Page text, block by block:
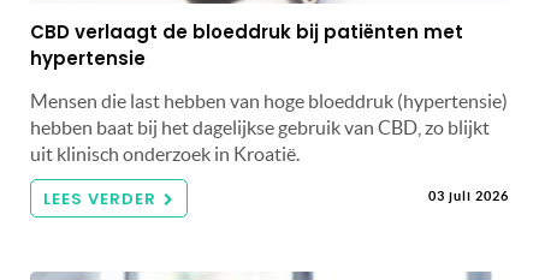
CBD verlaagt de bloeddruk bij patiënten met
hypertensie
Mensen die last hebben van hoge bloeddruk (hypertensie)
hebben baat bij het dagelijkse gebruik van CBD, zo blijkt
uit klinisch onderzoek in Kroatië.
LEES VERDER 03 juli 2026